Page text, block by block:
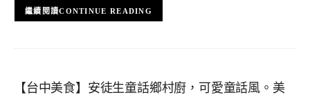
CONTINUE READING
【台中美食】安徒生童話鄉村廚，可愛童話風。美